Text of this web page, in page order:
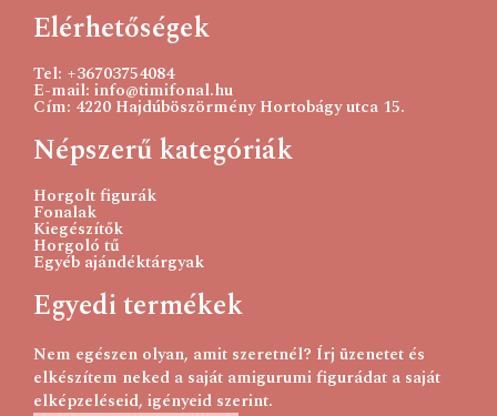
Elérhetőségek
Tel: +36703754084
E-mail: info@timifonal.hu
Cím: 4220 Hajdúböszörmény Hortobágy utca 15.
Népszerű kategóriák
Horgolt figurák
Fonalak
Kiegészítők
Horgoló tű
Egyéb ajándéktárgyak
Egyedi termékek
Nem egészen olyan, amit szeretnél? Írj üzenetet és
elkészítem neked a saját amigurumi figurádat a saját
elképzeléseid, igényeid szerint.